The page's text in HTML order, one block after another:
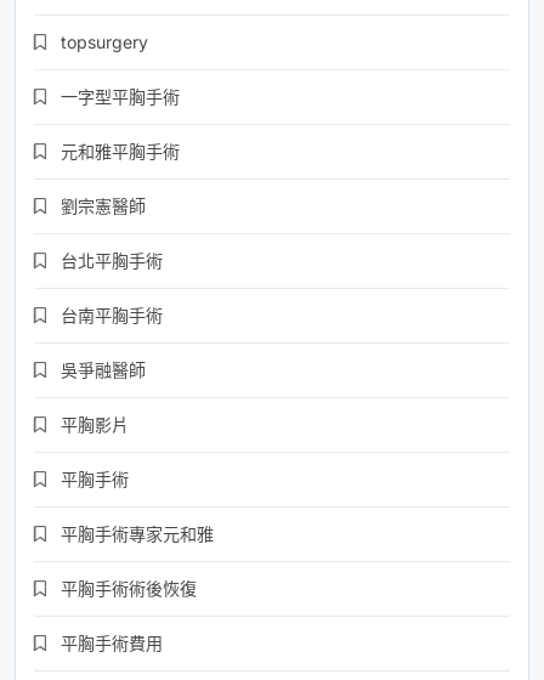
topsurgery
一字型平胸手術
元和雅平胸手術
劉宗憲醫師
台北平胸手術
台南平胸手術
吳爭融醫師
平胸影片
平胸手術
平胸手術專家元和雅
平胸手術術後恢復
平胸手術費用